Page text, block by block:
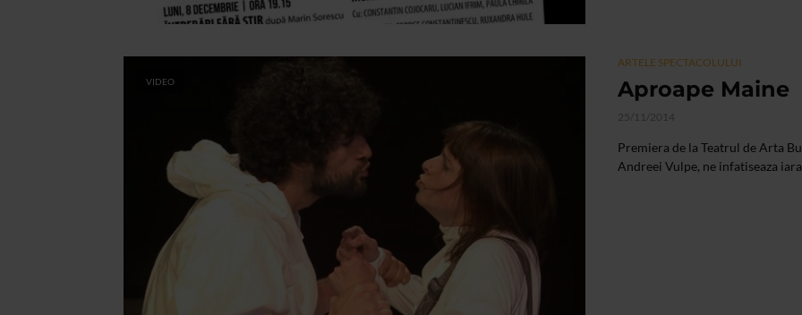
VIDEO
ARTELE SPECTACOLULUI
Aproape Maine
25/11/2014
Premiera de la Teatrul de Arta
Andreei Vulpe, ne infatiseaza